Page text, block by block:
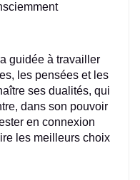
guidée à travailler
les pensées et les
ses dualités, qui
dans son pouvoir
en connexion
les meilleurs choix